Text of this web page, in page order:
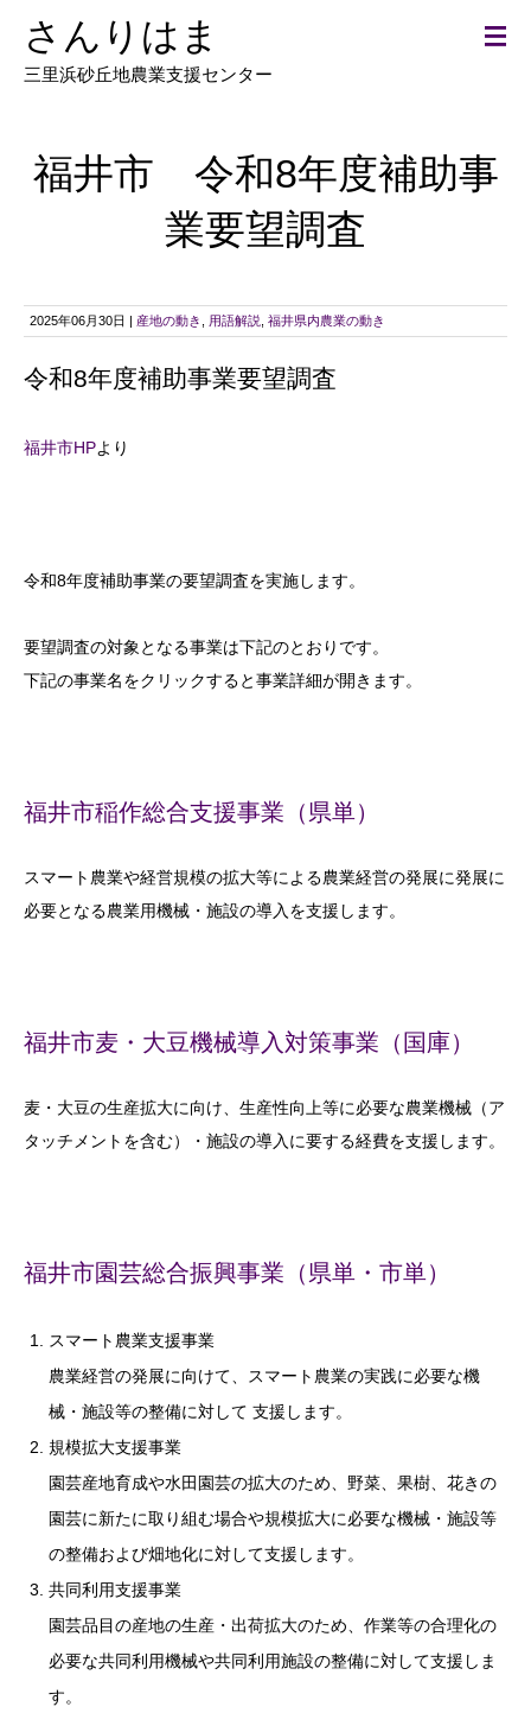
さんりはま
三里浜砂丘地農業支援センター
福井市 令和8年度補助事
業要望調査
2025年06月30日 | 産地の動き 用語解説 福井県内農業の動き
令和8年度補助事業要望調査
福井市HPより
令和8年度補助事業の要望調査を実施します。
要望調査の対象となる事業は下記のとおりです。
下記の事業名をクリックすると事業詳細が開きます。
福井市稲作総合支援事業（県単）
スマート農業や経営規模の拡大等による農業経営の発展に発展に
必要となる農業用機械・施設の導入を支援します。
福井市麦・大豆機械導入対策事業（国庫）
麦・大豆の生産拡大に向け、生産性向上等に必要な農業機械（ア
タッチメントを含む）・施設の導入に要する経費を支援します。
福井市園芸総合振興事業（県単・市単）
スマート農業支援事業
農業経営の発展に向けて、スマート農業の実践に必要な機
械・施設等の整備に対して 支援します。
規模拡大支援事業
園芸産地育成や水田園芸の拡大のため、野菜、果樹、花きの
園芸に新たに取り組む場合や規模拡大に必要な機械・施設等
の整備および畑地化に対して支援します。
共同利用支援事業
園芸品目の産地の生産・出荷拡大のため、作業等の合理化の
必要な共同利用機械や共同利用施設の整備に対して支援しま
す。